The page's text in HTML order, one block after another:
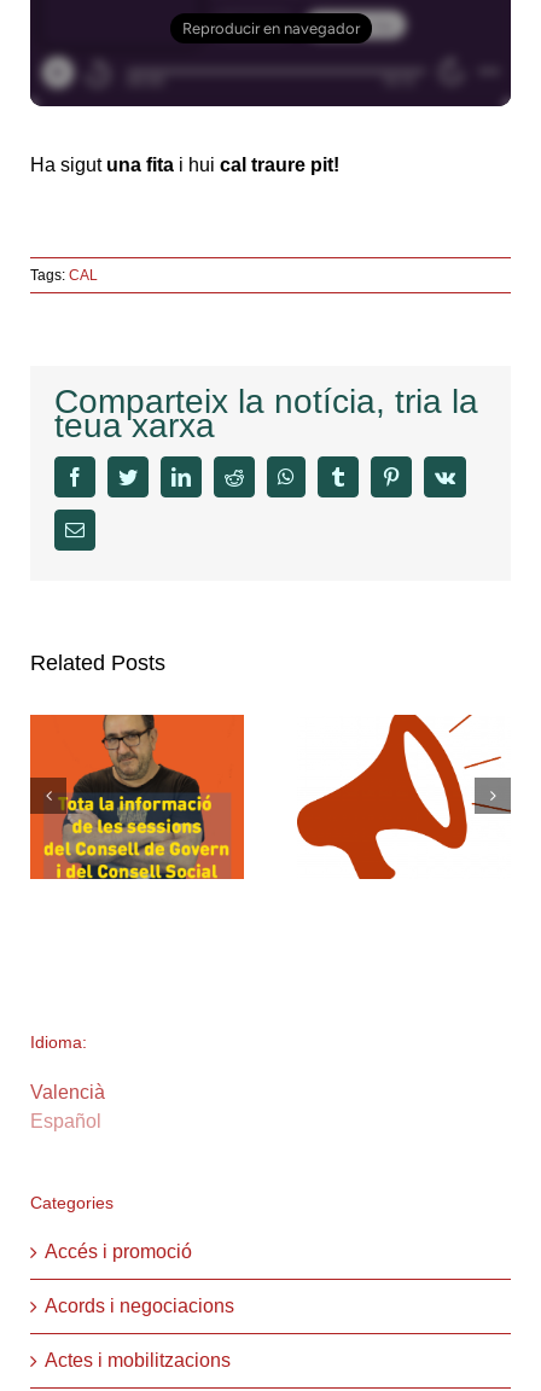
Ha sigut una fita i hui cal traure pit!
Tags: CAL
Comparteix la notícia, tria la
teua xarxa
facebooktwitter linkedinreddit whatsapptumblr pinterestvk
Email
Related Posts
Idioma:
Valencià
Español
Categories
Accés i promoció
Acords i negociacions
Actes i mobilitzacions